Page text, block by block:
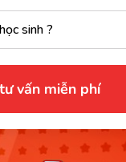
vấn miễn phí
chấn thương.
tuyệt vời mang
phát triển toàn
bộtừ sớm sẽ